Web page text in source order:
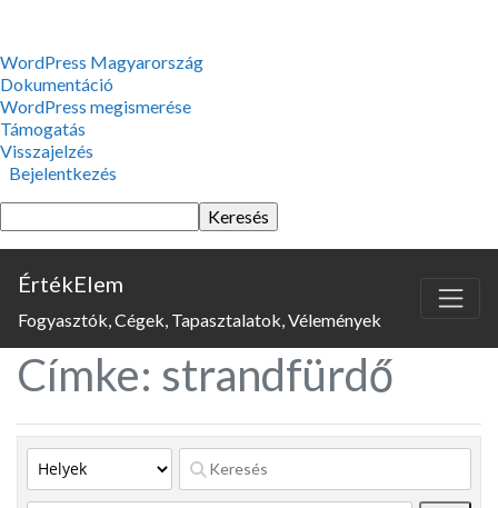
WordPress,
a
csodás
WordPress Magyarország
Dokumentáció
WordPress megismerése
Támogatás
Visszajelzés
Bejelentkezés
Keresés
ÉrtékElem
Fogyasztók, Cégek, Tapasztalatok, Vélemények
Címke: strandfürdő